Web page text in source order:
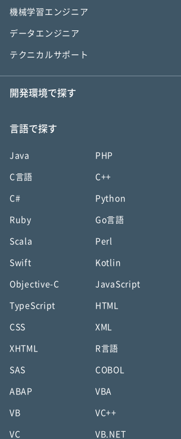
機械学習エンジニア
データエンジニア
テクニカルサポート
開発環境で探す
言語で探す
Java PHP
C言語 C++
C# Python
Ruby Go言語
Scala Perl
Swift Kotlin
Objective-C JavaScript
TypeScript HTML
CSS XML
XHTML R言語
SAS COBOL
ABAP VBA
VB VC++
VC VB.NET